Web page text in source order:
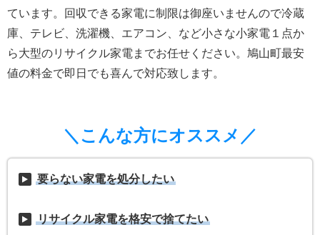
ています。回収できる家電に制限は御座いませんので冷蔵
庫、テレビ、洗濯機、エアコン、など小さな小家電１点か
ら大型のリサイクル家電までお任せください。鳩山町最安
値の料金で即日でも喜んで対応致します。
＼こんな方にオススメ／
要らない家電を処分したい
リサイクル家電を格安で捨てたい